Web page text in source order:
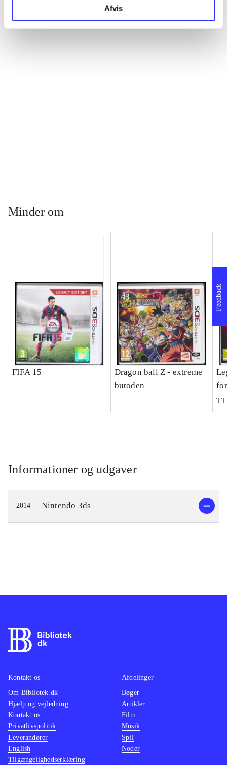
Afvis
Minder om
FIFA 15
Dragon ball Z - extreme
butoden
Informationer og udgaver
2014 Nintendo 3ds
Feedback
Kontakt os
Om Bibliotek.dk
Hjælp og vejledning
Kontakt os
Privatlivspolitik
Leverandører
English
Tilgængelighedserklæring
Afdelinger
Bøger
Artikler
Film
Musik
Spil
Noder